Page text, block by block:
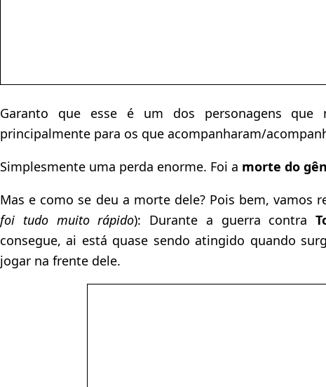
Garanto que esse é um dos personagens que
principalmente para os que acompanharam/
Simplesmente uma perda enorme. Foi a morte do
Mas e como se deu a morte dele? Pois bem, vamos
foi tudo muito rápido): Durante a guerra contra
consegue, ai está quase sendo atingido quando
jogar na frente dele.